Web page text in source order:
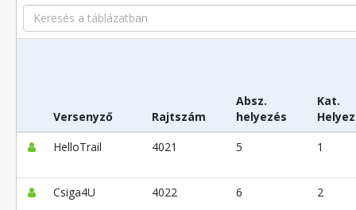
Search
Versenyző Rajtszám
Absz.
helyezés
Kat.
HelloTrail
4021 5 1
Csiga4U 4022 6 2